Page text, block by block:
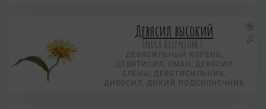
Девясил высокий
Inula helenium L.
ДЕВЯСИЛЬНЫЙ КОРЕНЬ,
ДЕВЯТИСИЛ, ОМАН, ДЕВЯСИЛ
ЕЛЕНЫ, ДЕВЯТИСИЛЬНИК,
ДИВОСИЛ, ДИКИЙ ПОДСОЛНЕЧНИК